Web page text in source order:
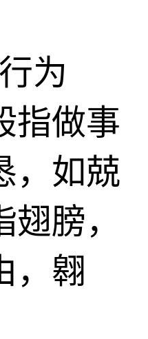
为
指做事
，如兢
膀，
，翱